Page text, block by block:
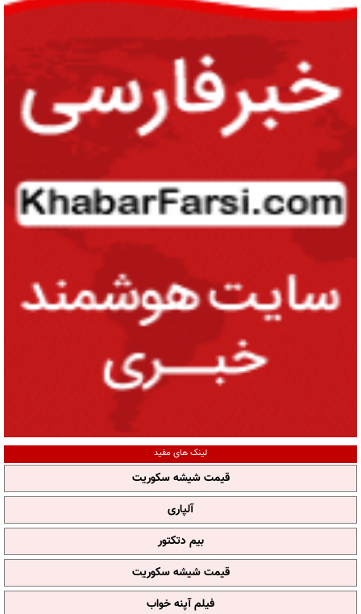
لینک های مفید
قیمت شیشه سکوریت
آلپاری
بیم دتکتور
قیمت شیشه سکوریت
فیلم آپنه خواب